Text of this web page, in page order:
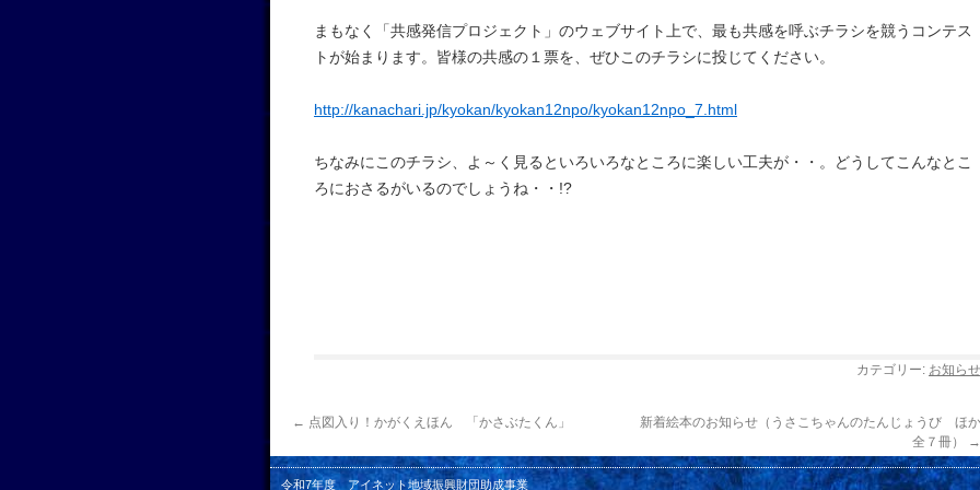
まもなく「共感発信プロジェクト」のウェブサイト上で、最も共感を呼ぶチラシを競うコンテス
トが始まります。皆様の共感の１票を、ぜひこのチラシに投じてください。
http://kanachari.jp/kyokan/kyokan12npo/kyokan12npo_7.html
ちなみにこのチラシ、よ～く見るといろいろなところに楽しい工夫が・・。どうしてこんなとこ
ろにおさるがいるのでしょうね・・!?
カテゴリー: お知らせ
← 点図入り！かがくえほん 「かさぶたくん」
新着絵本のお知らせ（うさこちゃんのたんじょうび ほか
全７冊）
→
令和7年度 アイネット地域振興財団助成事業